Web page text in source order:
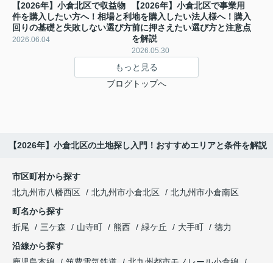
【2026年】小倉北区で収益物
件を購入したい方へ！相場と利
回りの基礎と失敗しない選び方
2026.06.04
【2026年】小倉北区で事業用
地を購入したい法人様へ！購入
前に押さえたい選び方と注意点
を解説
2026.05.30
もっと見る
ブログトップへ
【2026年】小倉北区の土地探し入門！おすすめエリアと条件を解説
市区町村から探す
北九州市八幡西区
北九州市小倉北区
北九州市小倉南区
町名から探す
折尾
三ケ森 山寺町 熊西 緑ケ丘 大手町
徳力
沿線から探す